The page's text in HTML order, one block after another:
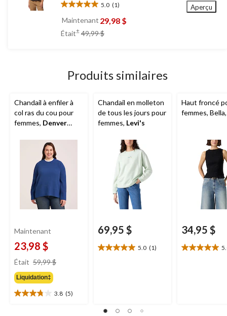
5.0 (1)
5.0
étoile(s)
sur
5.
Maintenant 29,98 $
Était± 49,99 $
Aperçu
Produits similaires
Chandail à enfiler à
col ras du cou pour
femmes, Denver
Maintenant
23,98 $
Était 59,99 $
Liquidation‡
3.8 (5)
3.8
Chandail en molleton
de tous les jours pour
femmes, Levi's
69,95 $
5.0 (1)
5.0
Haut froncé
femmes,
34,95 $
5.0